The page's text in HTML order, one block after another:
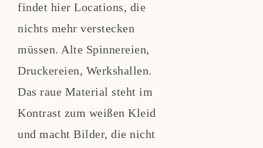
findet hier Locations, die
nichts mehr verstecken
müssen. Alte Spinnereien,
Druckereien, Werkshallen.
Das raue Material steht im
Kontrast zum weißen Kleid
und macht Bilder, die nicht